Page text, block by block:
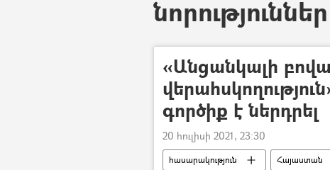
«Անցանկալի
գործիք է ներդրել
20 հուլիսի 2021, 23:30
հասարակություն Հայաստան